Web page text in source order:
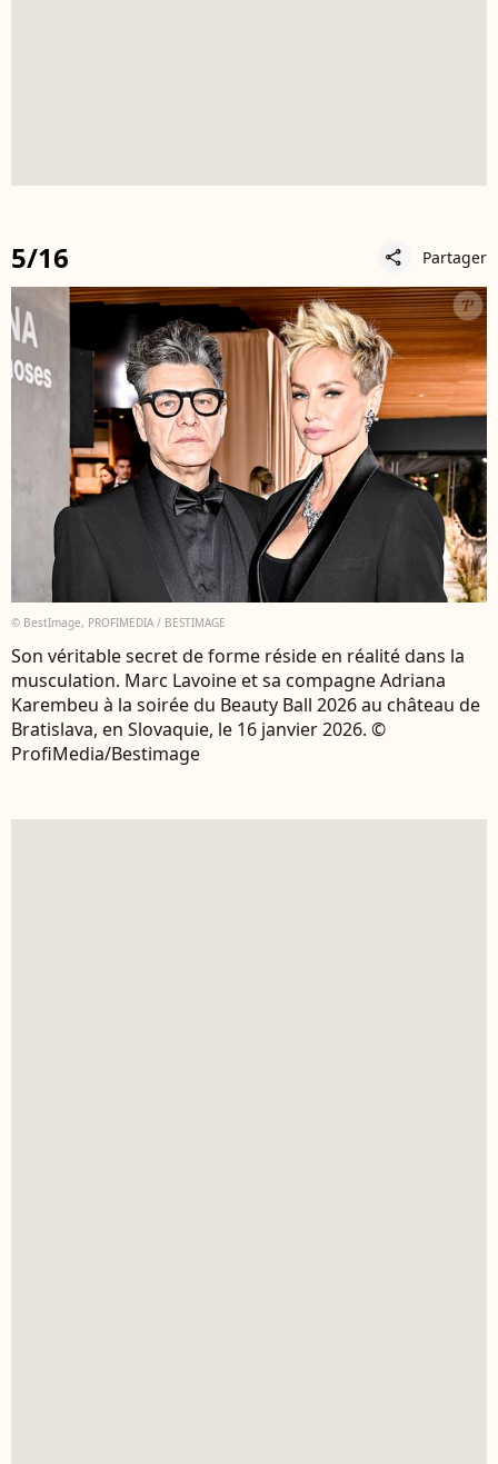
5/16 share Partager
© BestImage, PROFIMEDIA / BESTIMAGE
Son véritable secret de forme réside en réalité dans la
musculation. Marc Lavoine et sa compagne Adriana
Karembeu à la soirée du Beauty Ball 2026 au château de
Bratislava, en Slovaquie, le 16 janvier 2026. ©
ProfiMedia/Bestimage